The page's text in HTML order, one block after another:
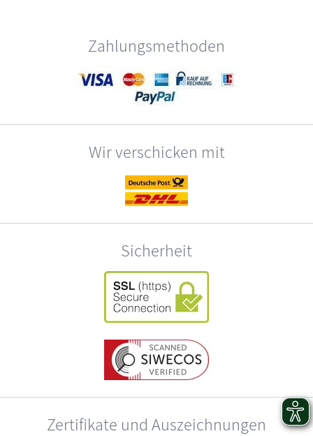
Zahlungsmethoden
Wir verschicken mit
Sicherheit
Zertifikate und Auszeichnungen